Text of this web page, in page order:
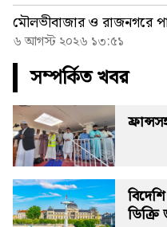
মৌলভীবাজার ও রাজনগরে
৬ আগস্ট ২০২৬ ১৩:৫১
সম্পর্কিত খবর
ডিক্রি